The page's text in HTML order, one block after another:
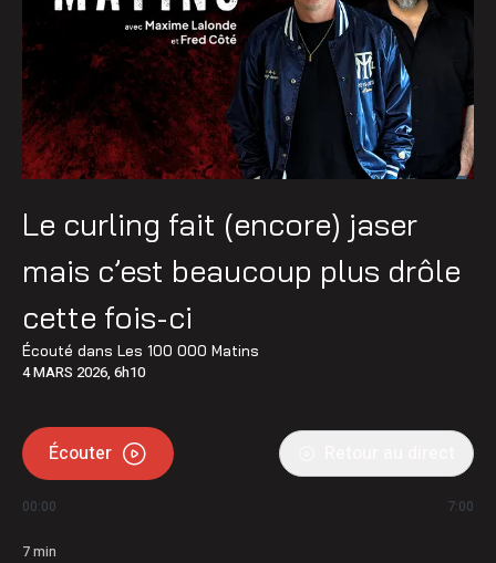
Le curling fait (encore) jaser
mais c’est beaucoup plus drôle
cette fois-ci
Écouté dans Les 100 000 Matins
4 MARS 2026, 6h10
Écouter
00:00 7:00
7min